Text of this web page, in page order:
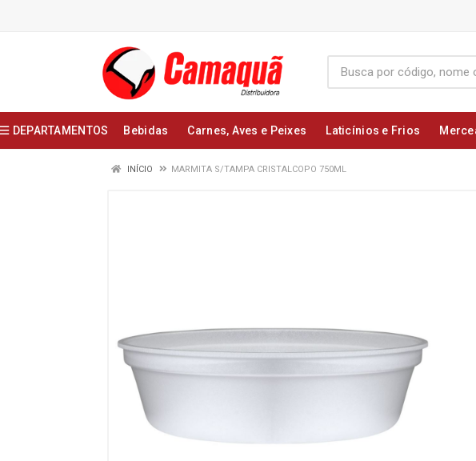
DEPARTAMENTOS Bebidas Carnes, Aves e Peixes Laticínios e Frios
INÍCIO MARMITA S/TAMPA CRISTALCOPO 750ML